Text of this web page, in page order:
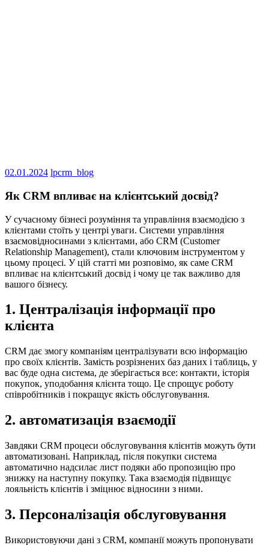
02.01.2024 lpcrm_blog
Як CRM впливає на клієнтський досвід?
У сучасному бізнесі розуміння та управління взаємодією з
клієнтами стоїть у центрі уваги. Системи управління
взаємовідносинами з клієнтами, або CRM (Customer
Relationship Management), стали ключовим інструментом у
цьому процесі. У цій статті ми розповімо, як саме CRM
впливає на клієнтський досвід і чому це так важливо для
вашого бізнесу.
1. Централізація інформації про
клієнта
CRM дає змогу компаніям централізувати всю інформацію
про своїх клієнтів. Замість розрізнених баз даних і таблиць, у
вас буде одна система, де зберігається все: контакти, історія
покупок, уподобання клієнта тощо. Це спрощує роботу
співробітників і покращує якість обслуговування.
2. автоматизація взаємодії
Завдяки CRM процеси обслуговування клієнтів можуть бути
автоматизовані. Наприклад, після покупки система
автоматично надсилає лист подяки або пропозицію про
знижку на наступну покупку. Така взаємодія підвищує
лояльність клієнтів і зміцнює відносини з ними.
3. Персоналізація обслуговування
Використовуючи дані з CRM, компанії можуть пропонувати